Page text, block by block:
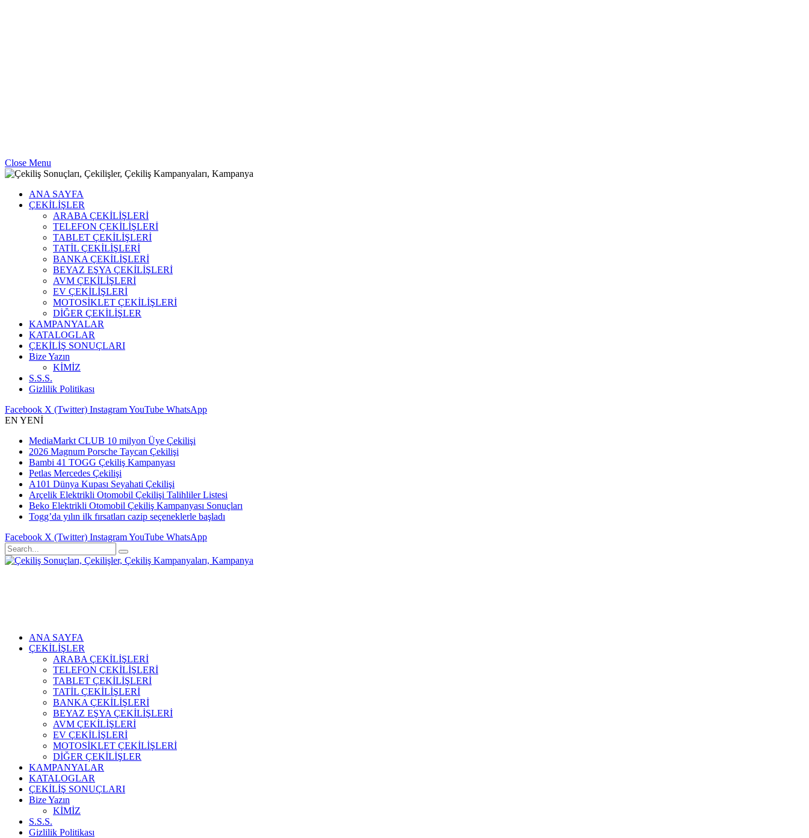
Close Menu
ANA SAYFA
ÇEKİLİŞLER
ARABA ÇEKİLİŞLERİ
TELEFON ÇEKİLİŞLERİ
TABLET ÇEKİLİŞLERİ
TATİL ÇEKİLİŞLERİ
BANKA ÇEKİLİŞLERİ
BEYAZ EŞYA ÇEKİLİŞLERİ
AVM ÇEKİLİŞLERİ
EV ÇEKİLİŞLERİ
MOTOSİKLET ÇEKİLİŞLERİ
DİĞER ÇEKİLİŞLER
KAMPANYALAR
KATALOGLAR
ÇEKİLİŞ SONUÇLARI
Bize Yazın
KİMİZ
S.S.S.
Gizlilik Politikası
Facebook X (Twitter) InstagramYouTube WhatsApp
EN YENİ
MediaMarkt CLUB 10 milyon Üye Çekilişi
2026 Magnum Porsche Taycan Çekilişi
Bambi 41 TOGG Çekiliş Kampanyası
Petlas Mercedes Çekilişi
A101 Dünya Kupası Seyahati Çekilişi
Arçelik Elektrikli Otomobil Çekilişi Talihliler Listesi
Beko Elektrikli Otomobil Çekiliş Kampanyası Sonuçları
Togg’da yılın ilk fırsatları cazip seçeneklerle başladı
Facebook X (Twitter) InstagramYouTube WhatsApp
ANA SAYFA
ÇEKİLİŞLER
ARABA ÇEKİLİŞLERİ
TELEFON ÇEKİLİŞLERİ
TABLET ÇEKİLİŞLERİ
TATİL ÇEKİLİŞLERİ
BANKA ÇEKİLİŞLERİ
BEYAZ EŞYA ÇEKİLİŞLERİ
AVM ÇEKİLİŞLERİ
EV ÇEKİLİŞLERİ
MOTOSİKLET ÇEKİLİŞLERİ
DİĞER ÇEKİLİŞLER
KAMPANYALAR
KATALOGLAR
ÇEKİLİŞ SONUÇLARI
Bize Yazın
KİMİZ
S.S.S.
Gizlilik Politikası